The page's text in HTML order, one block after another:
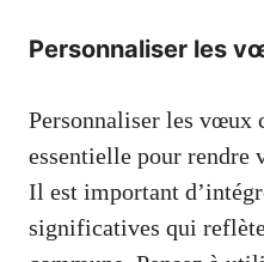
Personnaliser les
Personnaliser les vœux
essentielle pour rendre
Il est important
significatives qui